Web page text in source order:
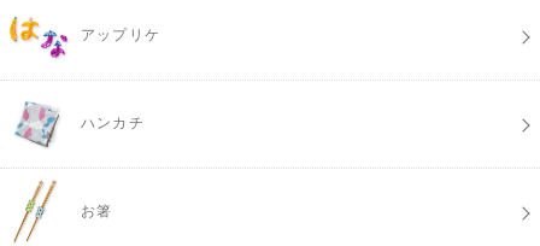
アップリケ
ハンカチ
お箸